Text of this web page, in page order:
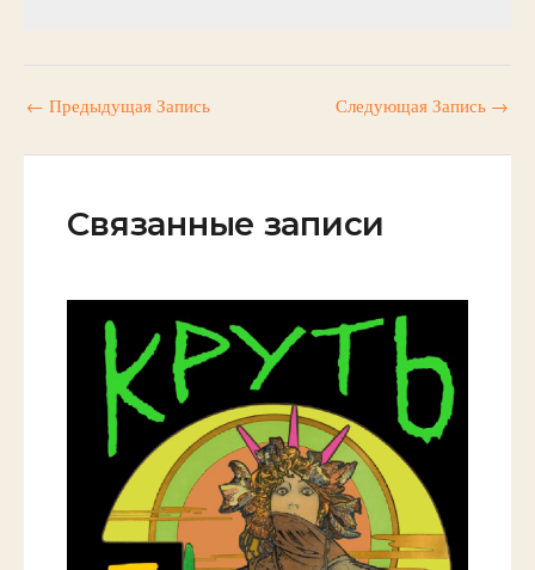
← Предыдущая Запись Следующая Запись →
Связанные записи